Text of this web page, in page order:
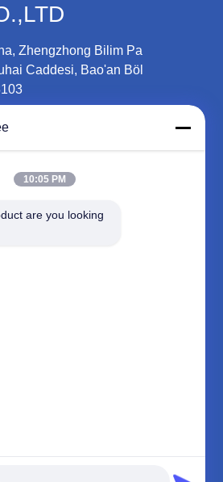
Zhengzhong Bilim Pa
Caddesi, Bao'an Böl
10:05 PM
are you looking